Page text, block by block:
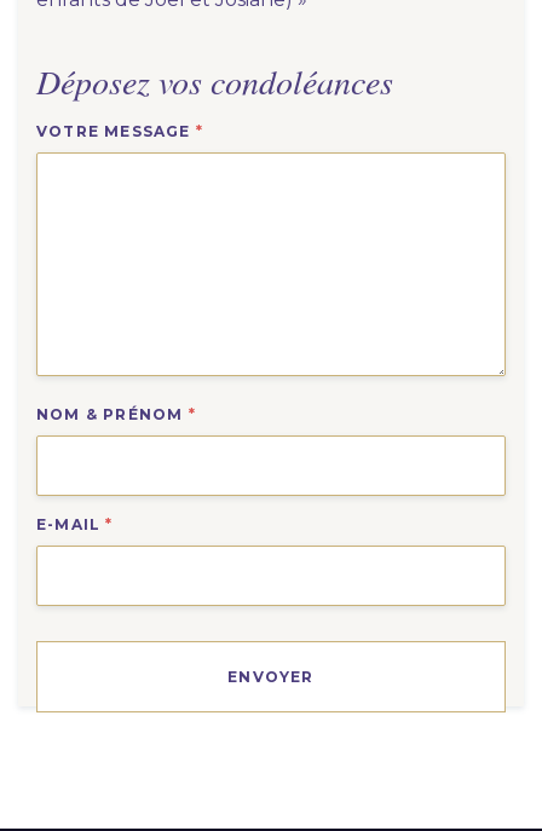
Déposez vos condoléances
VOTRE MESSAGE *
NOM & PRÉNOM *
E-MAIL*